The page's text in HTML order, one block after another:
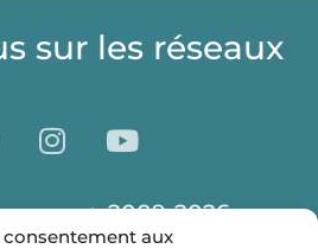
consentement aux
sur les réseaux
Paris2009-2026